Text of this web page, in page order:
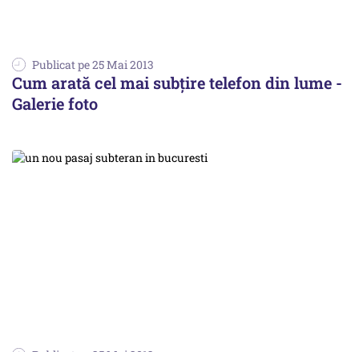
Publicat pe 25 Mai 2013
Cum arată cel mai subțire telefon din lume -
Galerie foto